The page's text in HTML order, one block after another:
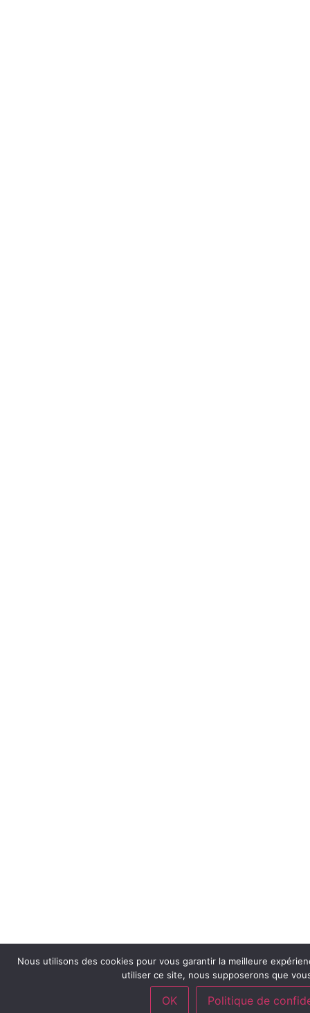
Nous utilisons des cookies pour vous garantir la meilleure
utiliser ce site, nous supposerons que
OK Politique de